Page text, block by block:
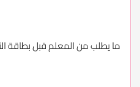
ما يطلب من المعلم قبل بطاقة